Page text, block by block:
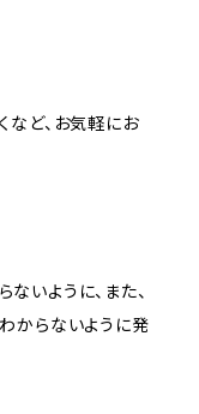
など、お気軽にお
いように、また、
からないように発